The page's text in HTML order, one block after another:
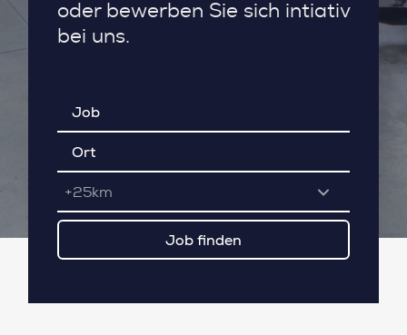
oder bewerben Sie sich intiativ
bei uns.
+25km